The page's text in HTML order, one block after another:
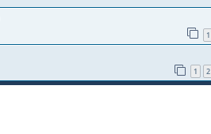
1
1 2